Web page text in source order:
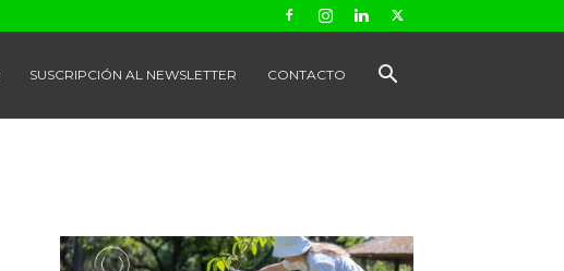
SUSCRIPCIÓN AL NEWSLETTER CONTACTO